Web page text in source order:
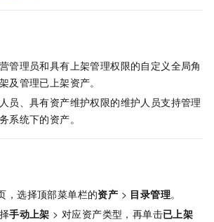
管理员和具有上架管理权限的自定义全局角
及管理已上架资产。
员、具有资产维护权限的维护人员支持管理
系统下的资产。
，选择顶部菜单栏的资产 > 目录管理。
手动上架 > 对应资产类型，再单击已上架